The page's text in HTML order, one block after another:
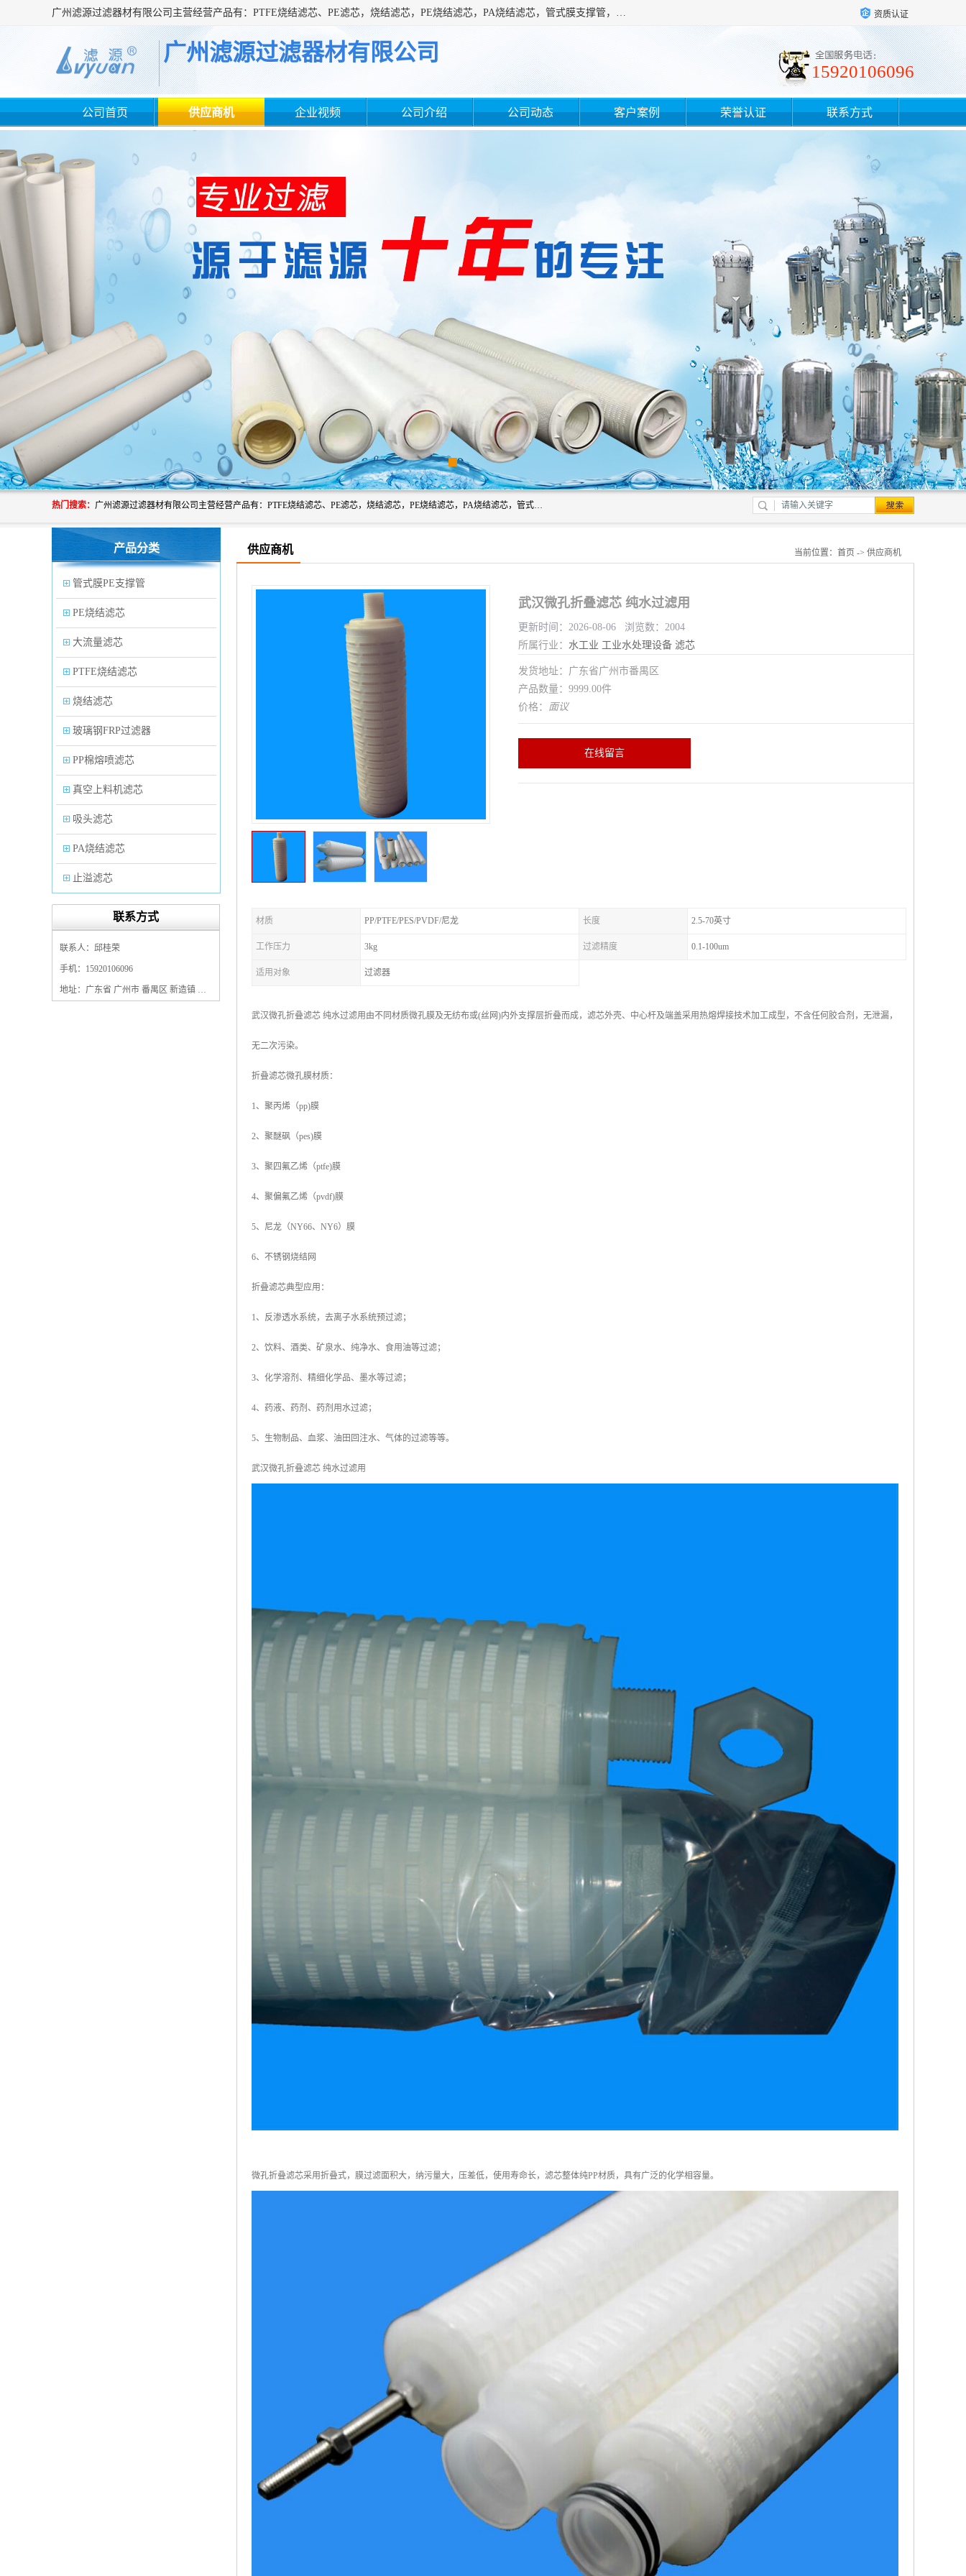
广州滤源过滤器材有限公司主营经营产品有：PTFE烧结滤芯、PE滤芯，烧结滤芯，PE烧结滤芯，PA烧结滤芯，管式膜支撑管，真空上料机滤芯，粉末烧结滤芯，止溢滤芯，吸头滤芯，湿化瓶滤芯、不锈钢烧结滤芯等。公司现拥有一批精干的管理人员和一支高素质的技术队伍，舒适优雅的办公环境和拥有全新现代化标准厂房。 资质认证
广州滤源过滤器材有限公司
15920106096
公司首页 供应商机 企业视频 公司介绍 公司动态 客户案例 荣誉认证 联系方式
热门搜索： 广州滤源过滤器材有限公司主营经营产品有：PTFE烧结滤芯、PE滤芯，烧结滤芯，PE烧结滤芯，PA烧结滤芯，管式膜支撑管，真空上料机滤芯，粉末烧结滤芯，止溢滤芯，吸头滤芯，湿化瓶滤芯、不锈钢烧结滤芯等。公司现拥有一批精干的管理人员和一支高素质的技术队伍，舒适优雅的办公环境和拥有全新现代化标准厂房。
产品分类
管式膜PE支撑管
PE烧结滤芯
大流量滤芯
PTFE烧结滤芯
烧结滤芯
玻璃钢FRP过滤器
PP棉熔喷滤芯
真空上料机滤芯
吸头滤芯
PA烧结滤芯
止溢滤芯
PP塑料过滤器
保安过滤器滤芯
联系方式
联系人：邱桂荣
手机：15920106096
地址：广东省 广州市 番禺区 新造镇 新造镇石角咀街4号三楼之一
供应商机 当前位置： 首页 -> 供应商机
武汉微孔折叠滤芯 纯水过滤用
更新时间：2026-08-06 浏览数：2004
所属行业： 水工业 工业水处理设备 滤芯
发货地址：广东省广州市番禺区
产品数量：9999.00件
价格： 面议
在线留言
材质 PP/PTFE/PES/PVDF/尼龙 长度 2.5-70英寸
工作压力 3kg 过滤精度 0.1-100um
适用对象 过滤器
武汉微孔折叠滤芯 纯水过滤用 由不同材质微孔膜及无纺布或(丝网)内外支撑层折叠而成，滤芯外壳、中心杆及端盖采用热熔焊接技术加工成型，不含任何胶合剂，无泄漏，
无二次污染。
折叠滤芯微孔膜材质：
1、聚丙烯（pp)膜
2、聚醚砜（pes)膜
3、聚四氟乙烯（ptfe)膜
4、聚偏氟乙烯（pvdf)膜
5、尼龙（NY66、NY6）膜
6、不锈钢烧结网
折叠滤芯典型应用：
1、反渗透水系统，去离子水系统预过滤；
2、饮料、酒类、矿泉水、纯净水、食用油等过滤；
3、化学溶剂、精细化学品、墨水等过滤；
4、药液、药剂、药剂用水过滤；
5、生物制品、血浆、油田回注水、气体的过滤等等。
武汉微孔折叠滤芯 纯水过滤用
微孔折叠滤芯采用折叠式，膜过滤面积大，纳污量大，压差低，使用寿命长，滤芯整体纯PP材质，具有广泛的化学相容量。